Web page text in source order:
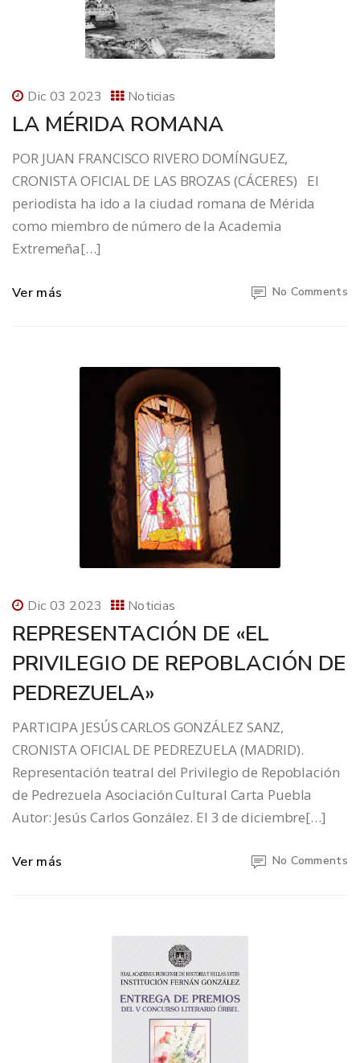
Dic 03 2023 Noticias
LA MÉRIDA ROMANA
POR JUAN FRANCISCO RIVERO DOMÍNGUEZ,
CRONISTA OFICIAL DE LAS BROZAS (CÁCERES) El
periodista ha ido a la ciudad romana de Mérida
como miembro de número de la Academia
Extremeña[…]
Ver más No Comments
Dic 03 2023 Noticias
REPRESENTACIÓN DE «EL
PRIVILEGIO DE REPOBLACIÓN DE
PEDREZUELA»
PARTICIPA JESÚS CARLOS GONZÁLEZ SANZ,
CRONISTA OFICIAL DE PEDREZUELA (MADRID).
Representación teatral del Privilegio de Repoblación
de Pedrezuela Asociación Cultural Carta Puebla
Autor: Jesús Carlos González. El 3 de diciembre[…]
Ver más No Comments